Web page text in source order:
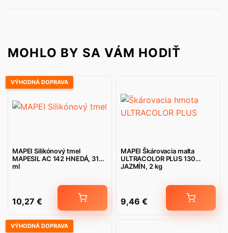
MOHLO BY SA VÁM HODIŤ
VÝHODNÁ DOPRAVA
MAPEI Silikónový tmel
MAPESIL AC 142 HNEDÁ, 310
ml
10,27 €
MAPEI Škárovacia malta
ULTRACOLOR PLUS 130
JAZMÍN, 2 kg
9,46 €
VÝHODNÁ DOPRAVA